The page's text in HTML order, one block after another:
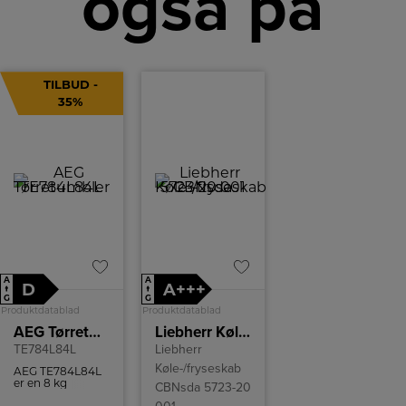
TILBUD -
35%
A
↑
G
D
Produktdatablad
AEG Tørretumbler
TE784L84L
AEG TE784L84L
er en 8 kg
A
↑
G
A+++
Produktdatablad
Liebherr Køle-/fryseskab CBNsda 5723-20 001
Liebherr
Køle-/fryseskab
CBNsda 5723-20